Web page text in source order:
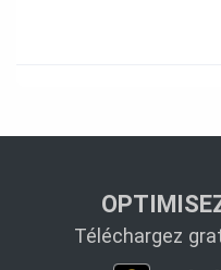
Téléchargez